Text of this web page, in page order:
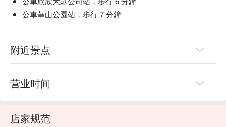
公車華山公園站，步行 7 分鐘
附近景点
营业时间
店家规范